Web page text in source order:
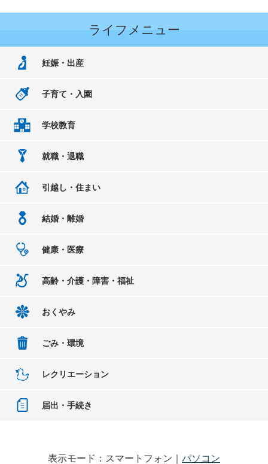
ライフメニュー
妊娠・出産
子育て・入園
学校教育
就職・退職
引越し・住まい
結婚・離婚
健康・医療
高齢・介護・障害・福祉
おくやみ
ごみ・環境
レクリエーション
届出・手続き
表示モード：スマートフォン｜ パソコン